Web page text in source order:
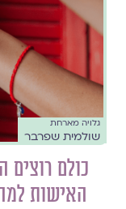
גלויה מארחת
שולמית שפרבר
כולם
האישות